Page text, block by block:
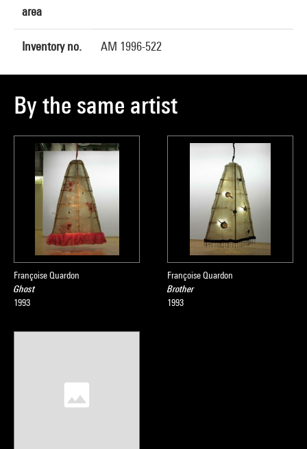
area
Inventory no. AM 1996-522
By the same artist
Françoise Quardon
Ghost
1993
Françoise Quardon
Brother
1993